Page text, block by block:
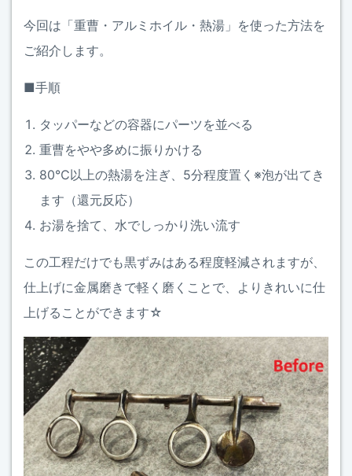
今回は「重曹・アルミホイル・熱湯」を使った方法を
ご紹介します。
■手順
タッパーなどの容器にパーツを並べる
重曹をやや多めに振りかける
80℃以上の熱湯を注ぎ、5分程度置く※泡が出てき
ます（還元反応）
お湯を捨て、水でしっかり洗い流す
この工程だけでも黒ずみはある程度軽減されますが、
仕上げに金属磨きで軽く磨くことで、よりきれいに仕
上げることができます☆